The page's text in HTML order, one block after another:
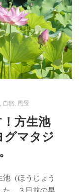
, 自然, 風景
方生池
グマタジ
（ほうじょう